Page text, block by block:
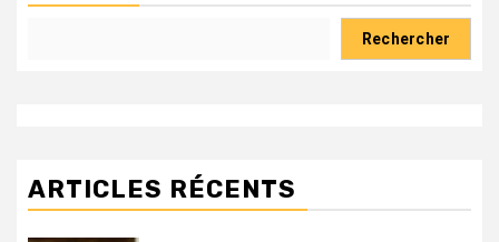
Rechercher
ARTICLES RÉCENTS